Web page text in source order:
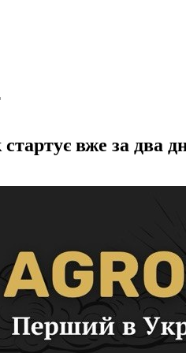
вже за два